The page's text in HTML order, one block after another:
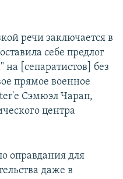
речи заключается в
себе предлог
на [сепаратистов] без
прямое военное
Сэмюэл Чарап,
центра
оправдания для
даже в